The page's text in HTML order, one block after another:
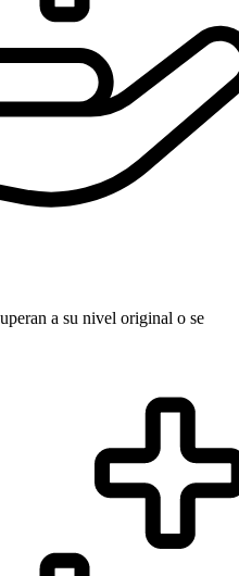
a su nivel original o se